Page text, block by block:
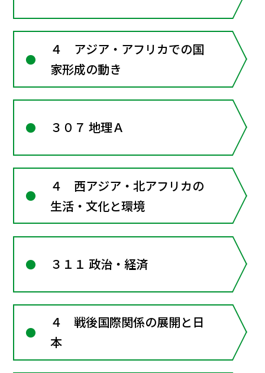
４ アジア・アフリカでの国
家形成の動き
３０７ 地理Ａ
４ 西アジア・北アフリカの
生活・文化と環境
３１１ 政治・経済
４ 戦後国際関係の展開と日
本